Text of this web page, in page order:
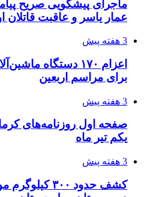
ماجرای پیشگویی صریح
عمار یاسر و عاقبت قاتلان
3 هفته پیش
اعزام ۱۷۰ دستگاه
برای مراسم اربعین
3 هفته پیش
صفحه اول روزنامه‌های
یکم تیر ماه
3 هفته پیش